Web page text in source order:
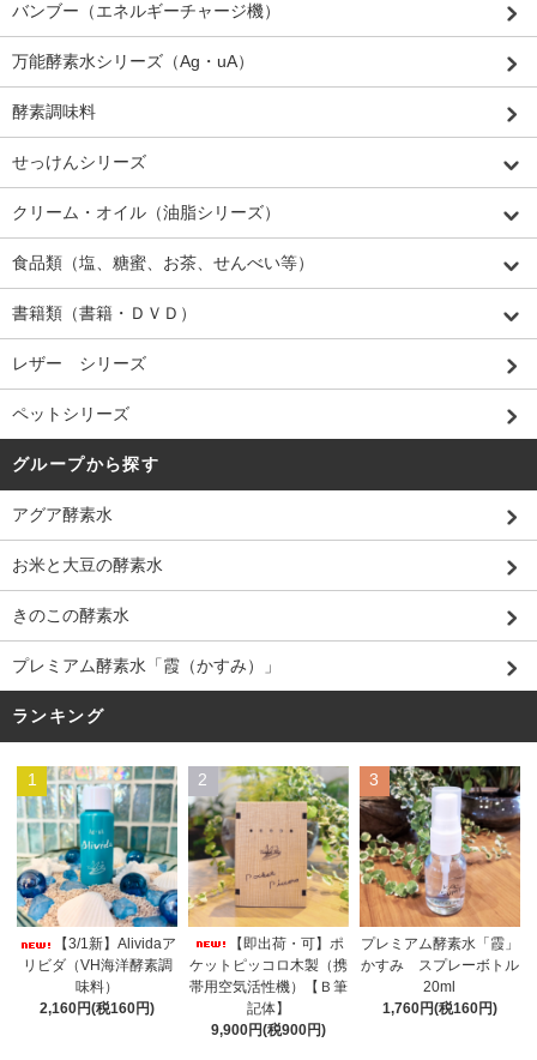
バンブー（エネルギーチャージ機）
万能酵素水シリーズ（Ag・uA）
酵素調味料
せっけんシリーズ
クリーム・オイル（油脂シリーズ）
食品類（塩、糖蜜、お茶、せんべい等）
書籍類（書籍・ＤＶＤ）
レザー シリーズ
ペットシリーズ
グループから探す
アグア酵素水
お米と大豆の酵素水
きのこの酵素水
プレミアム酵素水「霞（かすみ）」
ランキング
1
【3/1新】Alividaア
リビダ（VH海洋酵素調
味料）
2,160円(税160円)
2
【即出荷・可】ポ
ケットピッコロ木製（携
帯用空気活性機）【Ｂ筆
記体】
9,900円(税900円)
3
プレミアム酵素水「霞」
かすみ スプレーボトル
20ml
1,760円(税160円)